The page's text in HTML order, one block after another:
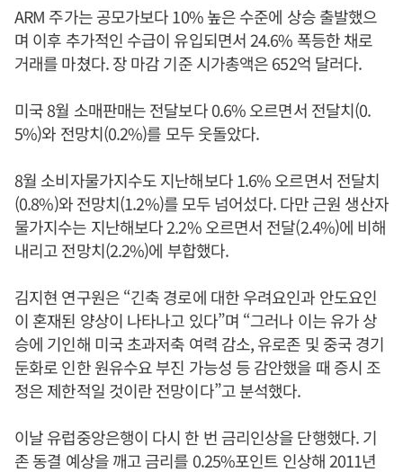
ARM 주가는 공모가보다 10% 높은 수준에 상승 출발했으
며 이후 추가적인 수급이 유입되면서 24.6% 폭등한 채로
거래를 마쳤다. 장 마감 기준 시가총액은 652억 달러다.
미국 8월 소매판매는 전달보다 0.6% 오르면서 전달치(0.
5%)와 전망치(0.2%)를 모두 웃돌았다.
8월 소비자물가지수도 지난해보다 1.6% 오르면서 전달치
(0.8%)와 전망치(1.2%)를 모두 넘어섰다. 다만 근원 생산자
물가지수는 지난해보다 2.2% 오르면서 전달(2.4%)에 비해
내리고 전망치(2.2%)에 부합했다.
김지현 연구원은 “긴축 경로에 대한 우려요인과 안도요인
이 혼재된 양상이 나타나고 있다”며 “그러나 이는 유가 상
승에 기인해 미국 초과저축 여력 감소, 유로존 및 중국 경기
둔화로 인한 원유수요 부진 가능성 등 감안했을 때 증시 조
정은 제한적일 것이란 전망이다”고 분석했다.
이날 유럽중앙은행이 다시 한 번 금리인상을 단행했다. 기
존 동결 예상을 깨고 금리를 0.25%포인트 인상해 2011년